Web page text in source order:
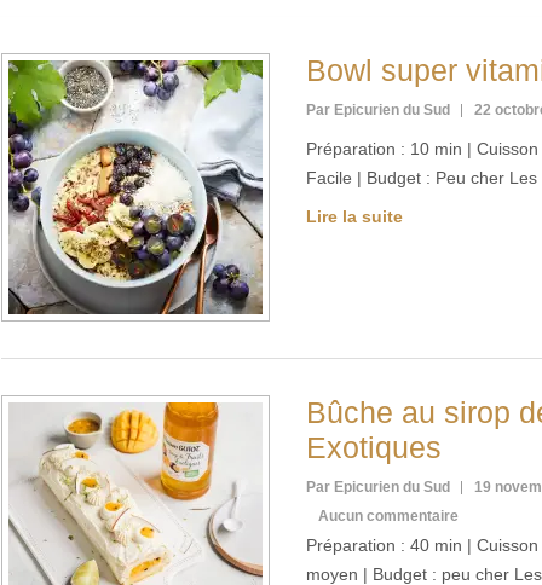
Bowl super
Par Epicurien du Sud 22
Préparation : 10 min |
Facile | Budget : Peu cher
Lire la suite
Bûche au sirop
Exotiques
Par Epicurien du Sud
19
Aucun commentaire
Préparation : 40 min |
moyen | Budget : peu cher